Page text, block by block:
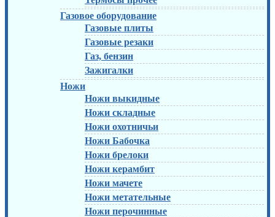
Газовое оборудование
Газовые плиты
Газовые резаки
Газ, бензин
Зажигалки
Ножи
Ножи выкидные
Ножи складные
Ножи охотничьи
Ножи Бабочка
Ножи брелоки
Ножи керамбит
Ножи мачете
Ножи метательные
Ножи перочинные